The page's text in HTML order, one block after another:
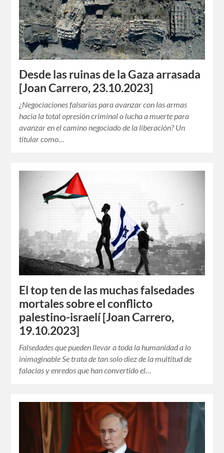
Desde las ruinas de la Gaza arrasada
[Joan Carrero, 23.10.2023]
¿Negociaciones falsarias para avanzar con las armas
hacia la total opresión criminal o lucha a muerte para
avanzar en el camino negociado de la liberación? Un
titular como…
El top ten de las muchas falsedades
mortales sobre el conflicto
palestino-israelí [Joan Carrero,
19.10.2023]
Falsedades que pueden llevar a toda la humanidad a lo
inimaginable Se trata de tan solo diez de la multitud de
falacias y enredos que han convertido el…